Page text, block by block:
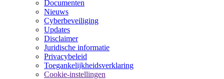
Documenten
Nieuws
Cyberbeveiliging
Updates
Disclaimer
Juridische informatie
Privacybeleid
Toegankelijkheidsverklaring
Cookie-instellingen